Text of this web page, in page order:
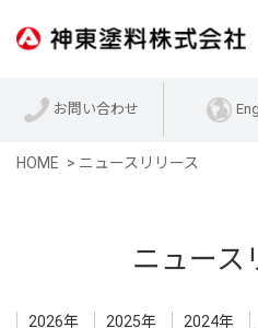
お問い合わせ
HOME
ニュースリリース
ニュース
2026年 2025年 2024年